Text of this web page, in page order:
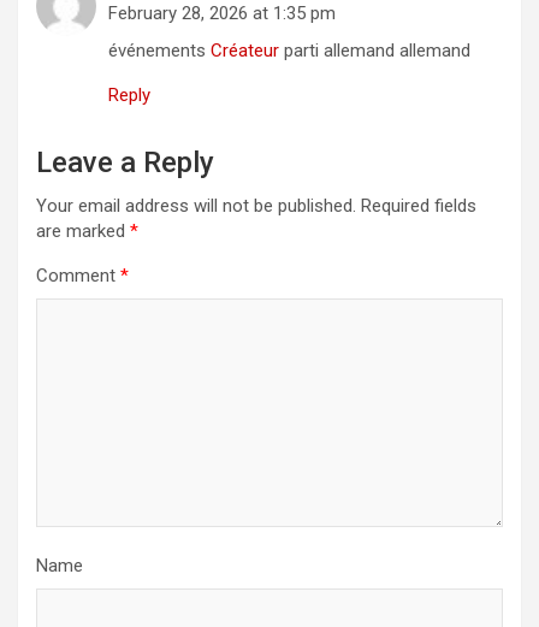
February 28, 2026 at 1:35 pm
événements Créateur parti allemand allemand
Reply
Leave a Reply
Your email address will not be published. Required fields
are marked *
Comment *
Name